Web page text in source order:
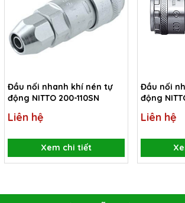
Đầu nối nhanh khí nén tự
động NITTO 200-110SN
Liên hệ
Xem chi tiết
Đầu nối
động
Liên hệ